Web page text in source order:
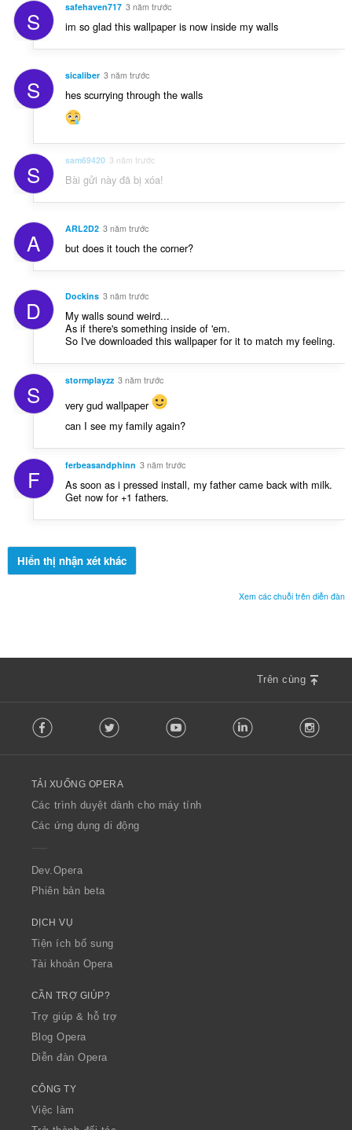
S safehaven717 3 năm trước
im so glad this wallpaper is now inside my walls
S sicaliber 3 năm trước
hes scurrying through the walls
S sam69420 3 năm trước
Bài gửi này đã bị xóa!
A ARL2D2 3 năm trước
but does it touch the corner?
D Dockins 3 năm trước
My walls sound weird...
As if there's something inside of 'em.
So I've downloaded this wallpaper for it to match my feeling.
S stormplayzz 3 năm trước
very gud wallpaper
can I see my family again?
F ferbeasandphinn 3 năm trước
As soon as i pressed install, my father came back with milk.
Get now for +1 fathers.
Hiển thị nhận xét khác
Xem các chuỗi trên diễn đàn
Trên cùng
o
w
O
p
a
Facebook Twitter Youtube LinkedIn
TẢI XUỐNG OPERA
Các trình duyệt dành cho máy tính
Các ứng dụng di động
Dev.Opera
Phiên bản beta
DỊCH VỤ
Tiện ích bổ sung
Tài khoản Opera
CẦN TRỢ GIÚP?
Trợ giúp & hỗ trợ
Blog Opera
Diễn đàn Opera
CÔNG TY
Việc làm